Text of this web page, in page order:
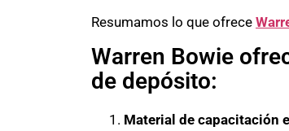
Resumamos lo que ofrece
Warren Bowie
de depósito:
Material de capacitación